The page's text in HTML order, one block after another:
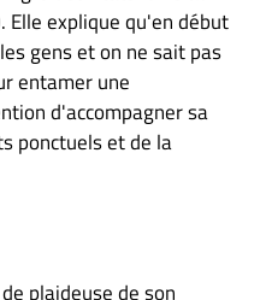
Elle explique qu'en début
gens et on ne sait pas
entamer une
d'accompagner sa
ponctuels et de la
plaideuse de son